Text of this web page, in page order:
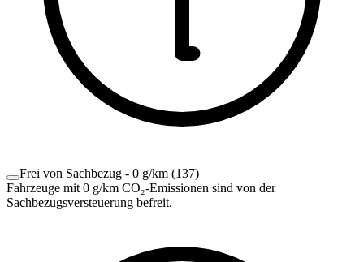
Frei von Sachbezug - 0 g/km (137)
Fahrzeuge mit 0 g/km CO₂-Emissionen sind von der
Sachbezugsversteuerung befreit.